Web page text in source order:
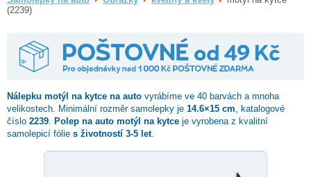
(2239)
Nálepku motýl na kytce na auto vyrábíme ve 40 barvách a mnoha
velikostech. Minimální rozměr samolepky je 14.6×15 cm , katalogové
číslo 2239 Polep na auto motýl na kytce je vyrobena z kvalitní
samolepicí fólie s životností 3-5 let.